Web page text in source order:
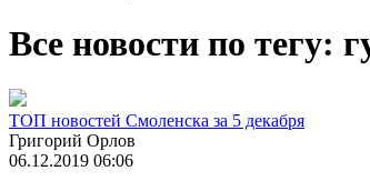
Все новости по тегу:
ТОП новостей Смоленска за 5 декабря
Григорий Орлов
06.12.2019 06:06